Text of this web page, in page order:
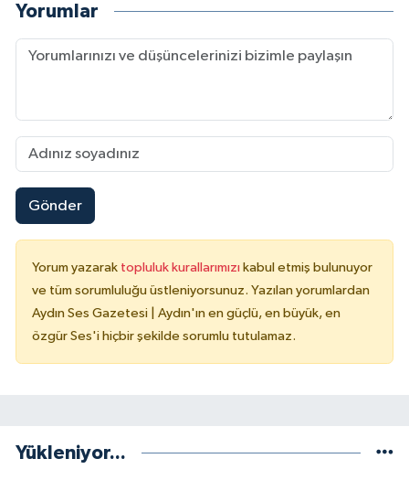
Yorumlar
Gönder
Yorum yazarak topluluk kurallarımızı kabul etmiş bulunuyor
ve tüm sorumluluğu üstleniyorsunuz. Yazılan yorumlardan
Aydın Ses Gazetesi | Aydın'ın en güçlü, en büyük, en
özgür Ses'i hiçbir şekilde sorumlu tutulamaz.
Yükleniyor...